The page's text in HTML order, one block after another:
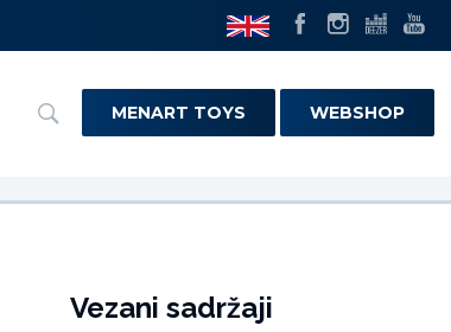
MENART TOYS WEBSHOP
Vezani sadržaji